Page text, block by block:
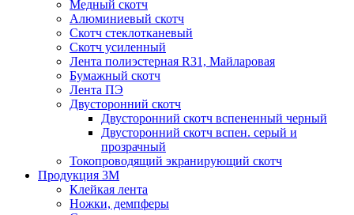
Медный скотч
Алюминиевый скотч
Скотч стеклотканевый
Скотч усиленный
Лента полиэстерная R31, Майларовая
Бумажный скотч
Лента ПЭ
Двусторонний скотч
Двусторонний скотч вспененный черный
Двусторонний скотч вспен. серый и
прозрачный
Токопроводящий экранирующий скотч
Продукция 3M
Клейкая лента
Ножки, демпферы